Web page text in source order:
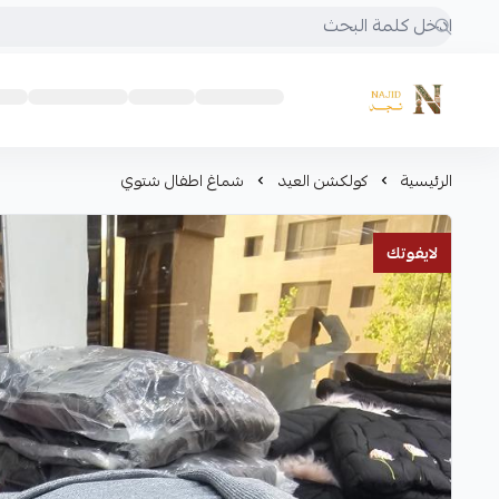
متجر نجد
الرئيسية كولكشن العيد شماغ اطفال شتوي
لايفوتك